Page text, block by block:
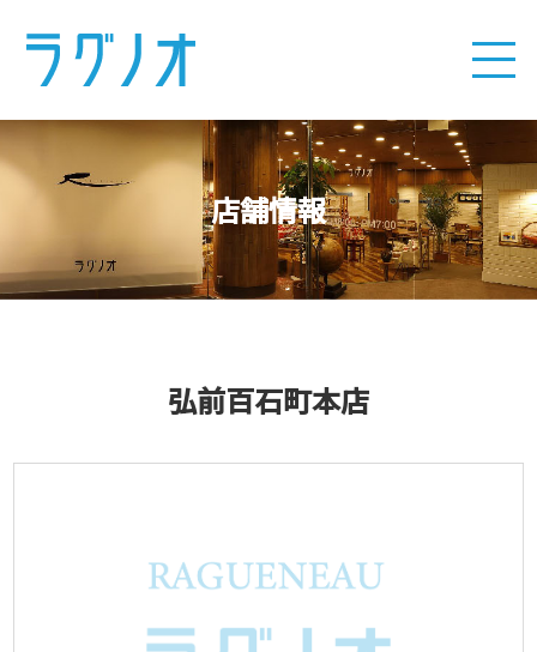
店舗情報
弘前百石町本店